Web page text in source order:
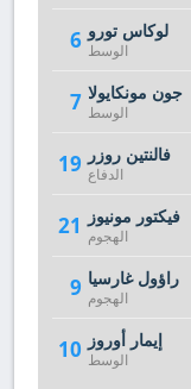
6 لوكاس تورو
الوسط
7 جون مونكايولا
الوسط
19 فالنتين روزر
الدفاع
21 فيكتور مونيوز
الهجوم
9 راؤول غارسيا
الهجوم
10 إيمار أوروز
الوسط